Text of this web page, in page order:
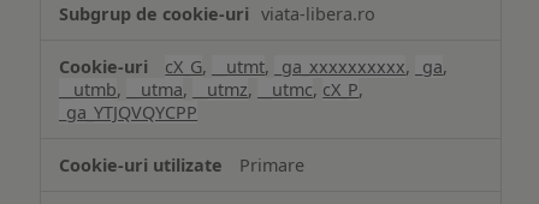
viata-libera.ro
cX_G, __utmt, _ga_xxxxxxxxxx, _ga,
__utmb, __utma, __utmz, __utmc, cX_P,
_ga_YTJQVQYCPP
Primare